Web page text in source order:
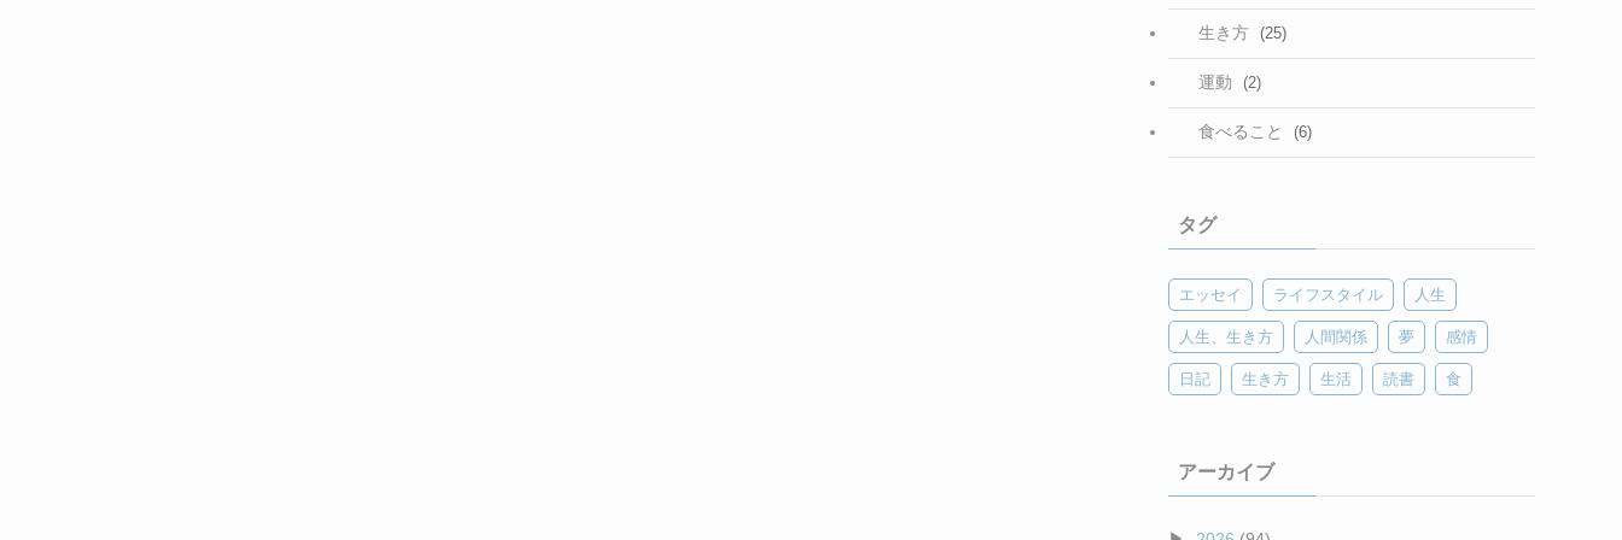
生き方 (25)
運動 (2)
食べること (6)
タグ
エッセイ ライフスタイル 人生
人生、生き方 人間関係 夢 感情
日記 生き方 生活 読書 食
アーカイブ